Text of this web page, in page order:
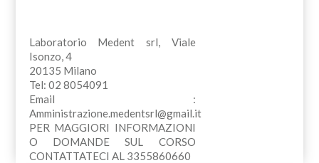
Laboratorio Medent srl, Viale
Isonzo, 4
20135 Milano
Tel: 02 8054091
Email :
Amministrazione.medentsrl@gmail.it
PER MAGGIORI INFORMAZIONI
O DOMANDE SUL CORSO
CONTATTATECI AL 3355860660